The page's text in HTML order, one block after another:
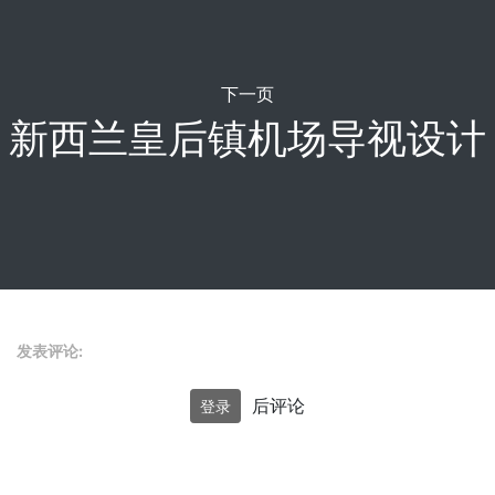
下一页
新西兰皇后镇机场导视设计
发表评论:
登录 后评论